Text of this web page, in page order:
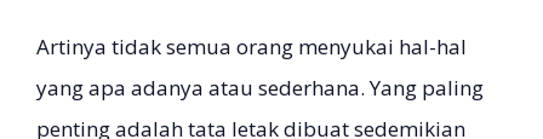
Artinya tidak semua orang menyukai hal-hal
yang apa adanya atau sederhana. Yang paling
penting adalah tata letak dibuat sedemikian